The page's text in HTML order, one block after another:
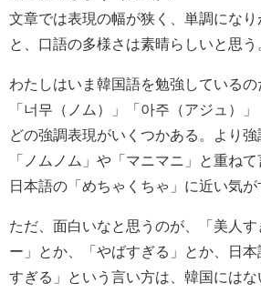
文章では表現の幅が狭く、単調にな
と、口語の多様さは素晴らしいと思う
わたしはいま韓国語を勉強している
「너무（ノム）」「아주（アジュ）
どの強調表現がいくつかある。より強
「ノムノム」や「マニマニ」と重ねて
日本語の「めちゃくちゃ」に近い気が
ただ、面白いなと思うのが、「美人
ー」とか、「やばすぎる」とか、日
すぎる」という言い方は、韓国にはな